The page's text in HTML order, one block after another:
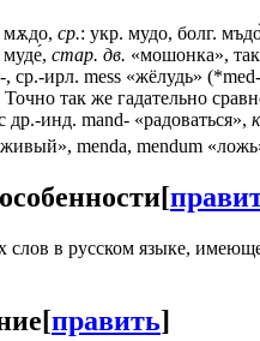
мѫдо, ср.: укр. мудо, болг.
стар. дв. «мошонка»,
ср.-ирл. mess «жёлудь»
так же гадательно
инд. mand- «радоваться»,
menda, mendum
[
в русском языке,
[править]